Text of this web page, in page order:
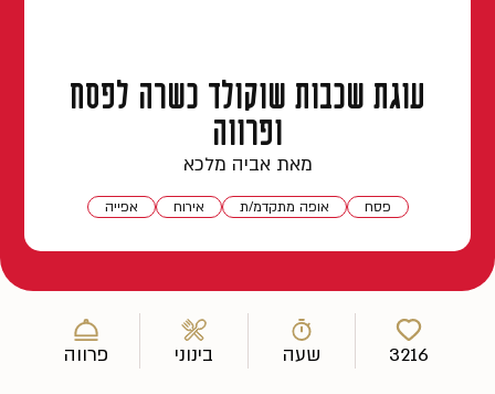
עוגת שכבות שוקולד כשרה לפסח
ופרווה
מאת אביה מלכא
פסח אופה מתקדמ/ת אירוח אפייה
3216 שעה בינוני פרווה